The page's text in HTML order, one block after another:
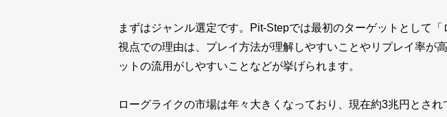
まずはジャンル選定です。Pit-Stepでは最初のターゲットとして
視点での理由は、プレイ方法が理解しやすいことやリプレイ率が
ットの流用がしやすいことなどが挙げられます。
ローグライクの市場は年々大きくなっており、現在約3兆円とさ